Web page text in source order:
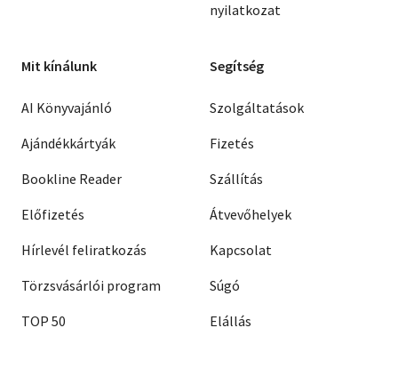
nyilatkozat
Mit kínálunk
AI Könyvajánló
Ajándékkártyák
Bookline Reader
Előfizetés
Hírlevél feliratkozás
Törzsvásárlói program
TOP 50
Segítség
Szolgáltatások
Fizetés
Szállítás
Átvevőhelyek
Kapcsolat
Súgó
Elállás